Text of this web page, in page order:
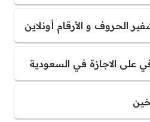
الحروف و الأرقام أونلاين
على الاجازة في السعودية